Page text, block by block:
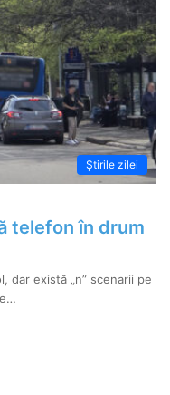
Știrile zilei
telefon în drum
dar există „n” scenarii pe